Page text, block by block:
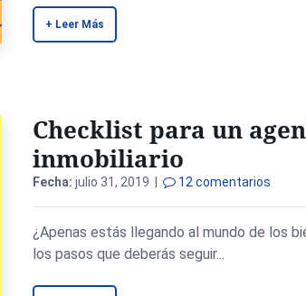
+ Leer Más
Checklist para un
inmobiliario
Fecha: julio 31, 2019 | 12 comentarios
¿Apenas estás llegando al mundo de los
los pasos que deberás seguir...